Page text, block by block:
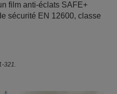
film anti-éclats SAFE+
sécurité EN 12600, classe
321.